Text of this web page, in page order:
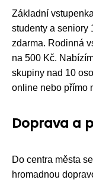
Základní
studenty a seniory
zdarma. Rodinná
na 500 Kč.
skupiny nad 10
online nebo přímo
Doprava a
Do centra města
hromadnou